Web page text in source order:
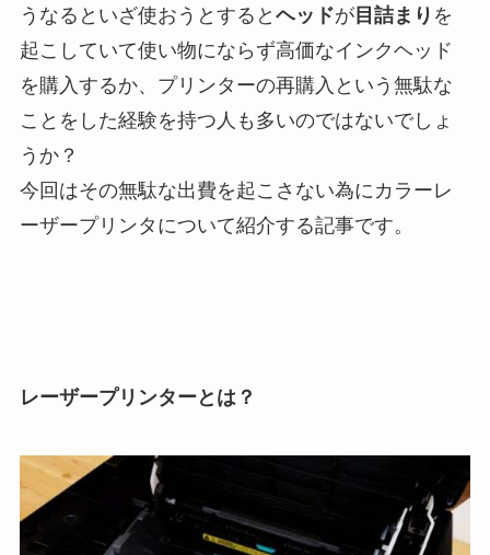
うなるといざ使おうとすると ヘッドが目詰まり を
起こしていて使い物にならず高価なインクヘッド
を購入するか、プリンターの再購入という無駄な
ことをした経験を持つ人も多いのではないでしょ
うか？
今回はその無駄な出費を起こさない為にカラーレ
ーザープリンタについて紹介する記事です。
レーザープリンターとは？